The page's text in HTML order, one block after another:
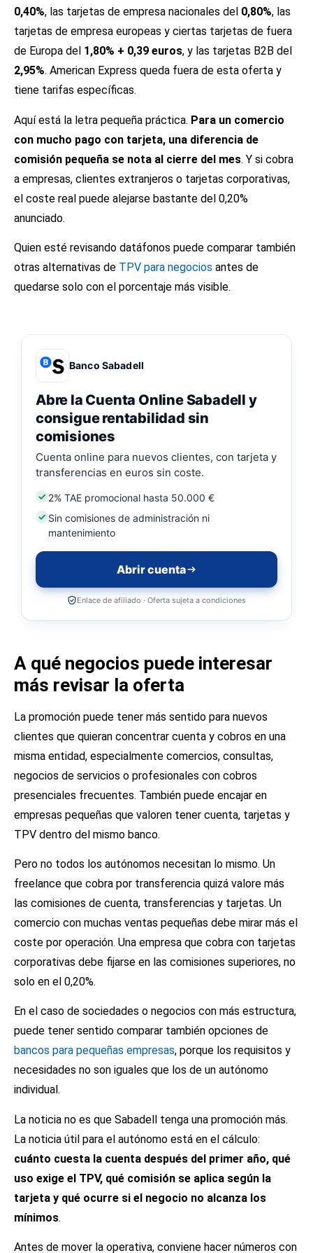
0,40%, las tarjetas de empresa nacionales del 0,80%, las
tarjetas de empresa europeas y ciertas tarjetas de fuera
de Europa del 1,80% + 0,39 euros, y las tarjetas B2B del
2,95%. American Express queda fuera de esta oferta y
tiene tarifas específicas.
Aquí está la letra pequeña práctica. Para un comercio
con mucho pago con tarjeta, una diferencia de
comisión pequeña se nota al cierre del mes. Y si cobra
a empresas, clientes extranjeros o tarjetas corporativas,
el coste real puede alejarse bastante del 0,20%
anunciado.
Quien esté revisando datáfonos puede comparar también
otras alternativas de TPV para negocios antes de
quedarse solo con el porcentaje más visible.
Banco Sabadell
Abre la Cuenta Online Sabadell y
consigue rentabilidad sin
comisiones
Cuenta online para nuevos clientes, con tarjeta y
transferencias en euros sin coste.
2% TAE promocional hasta 50.000 €
Sin comisiones de administración ni
mantenimiento
Abrir cuenta
Enlace de afiliado · Oferta sujeta a condiciones
A qué negocios puede interesar
más revisar la oferta
La promoción puede tener más sentido para nuevos
clientes que quieran concentrar cuenta y cobros en una
misma entidad, especialmente comercios, consultas,
negocios de servicios o profesionales con cobros
presenciales frecuentes. También puede encajar en
empresas pequeñas que valoren tener cuenta, tarjetas y
TPV dentro del mismo banco.
Pero no todos los autónomos necesitan lo mismo. Un
freelance que cobra por transferencia quizá valore más
las comisiones de cuenta, transferencias y tarjetas. Un
comercio con muchas ventas pequeñas debe mirar más el
coste por operación. Una empresa que cobra con tarjetas
corporativas debe fijarse en las comisiones superiores, no
solo en el 0,20%.
En el caso de sociedades o negocios con más estructura,
puede tener sentido comparar también opciones de
bancos para pequeñas empresas, porque los requisitos y
necesidades no son iguales que los de un autónomo
individual.
La noticia no es que Sabadell tenga una promoción más.
La noticia útil para el autónomo está en el cálculo:
cuánto cuesta la cuenta después del primer año, qué
uso exige el TPV, qué comisión se aplica según la
tarjeta y qué ocurre si el negocio no alcanza los
mínimos.
Antes de mover la operativa, conviene hacer números con